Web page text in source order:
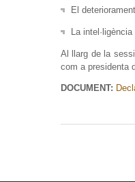
El
La
Al llarg de la
com a presidenta
DOCUMENT: